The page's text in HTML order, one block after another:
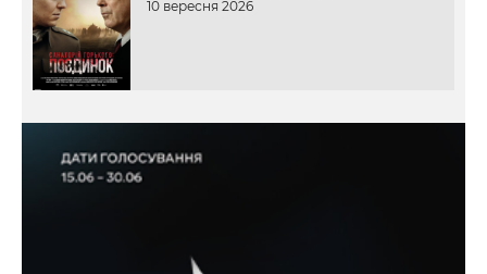
10 вересня 2026